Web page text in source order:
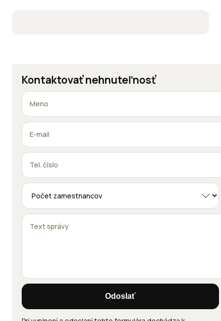
Kontaktovať nehnuteľnosť
Odoslať